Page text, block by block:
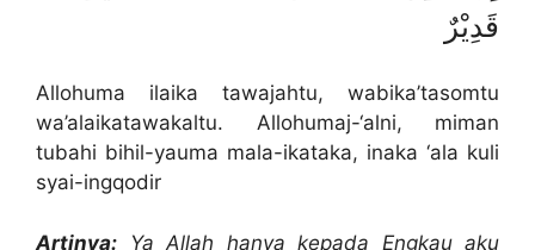
قَدِيْرٌ
Allohuma ilaika tawajahtu, wabika’tasomtu
wa’alaikatawakaltu. Allohumaj-‘alni, miman
tubahi bihil-yauma mala-ikataka, inaka ‘ala kuli
syai-ingqodir
Artinya: Ya Allah hanya kepada Engkau aku